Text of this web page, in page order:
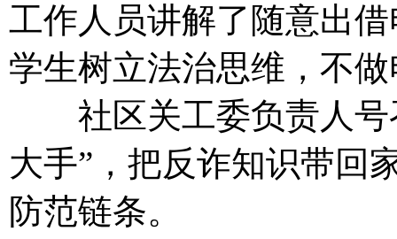
工作人员讲解了随意出
学生树立法治思维，不
社区关工委负责人号
大手”，把反诈知识带
防范链条。